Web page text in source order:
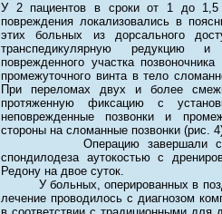
У 2 пациентов в сроки от 1 до 1,5
повреждения локализовались в
этих больных из дорсального
транспедикулярную редукцию и
поврежденного участка
промежуточного винта в тело
При переломах двух и более
протяженную фиксацию с
неповрежденные позвонки и
стороны на сломанные позвонки (рис.
Операцию завершали
спондилодеза аутокостью с
Редону на двое суток.
У больных, оперированных в
лечение проводилось с диагнозом